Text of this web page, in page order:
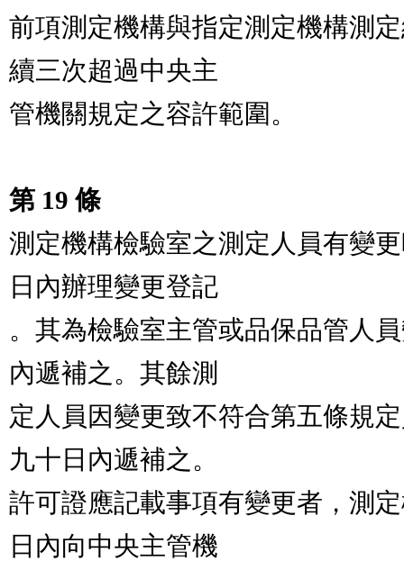
前項測定機構與指定測定機構測
續三次超過中央主
管機關規定之容許範圍。
第 19 條
測定機構檢驗室之測定人員有變
日內辦理變更登記
。其為檢驗室主管或品保品管人
內遞補之。其餘測
定人員因變更致不符合第五條規
九十日內遞補之。
許可證應記載事項有變更者，測
日內向中央主管機